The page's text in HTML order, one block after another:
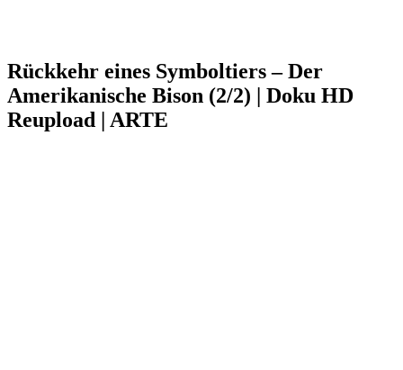
Rückkehr eines Symboltiers – Der
Amerikanische Bison (2/2) | Doku HD
Reupload | ARTE